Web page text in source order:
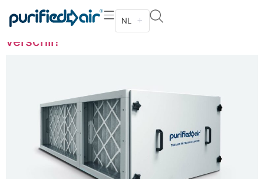
NL
Ecologie-unit, filterkast,
luchtzuiveringsinstallatie – wat is het
verschil?